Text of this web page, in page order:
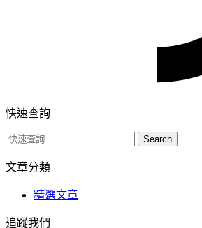
快速查詢
Search
文章分類
精選文章
追蹤我們